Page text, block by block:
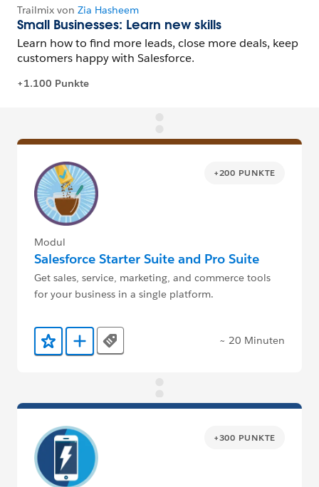
+200 PUNKTE
Modul
Salesforce Starter Suite and Pro Suite
Get sales, service, marketing, and commerce tools
for your business in a single platform.
Zu Favoriten hinzufügen
Zu Trailmix hinzufügen
Tags ~ 20 Minuten
+300 PUNKTE